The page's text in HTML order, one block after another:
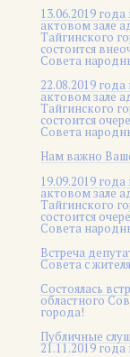
13.06.2019
актовом зале
Тайгинского
состоится
Совета
22.08.2019
актовом зале
Тайгинского
состоится
Совета
Нам важно
19.09.2019
актовом зале
Тайгинского
состоится
Совета
Встреча
Совета с
Состоялась
областного
города!
Публичные
21.11.2019